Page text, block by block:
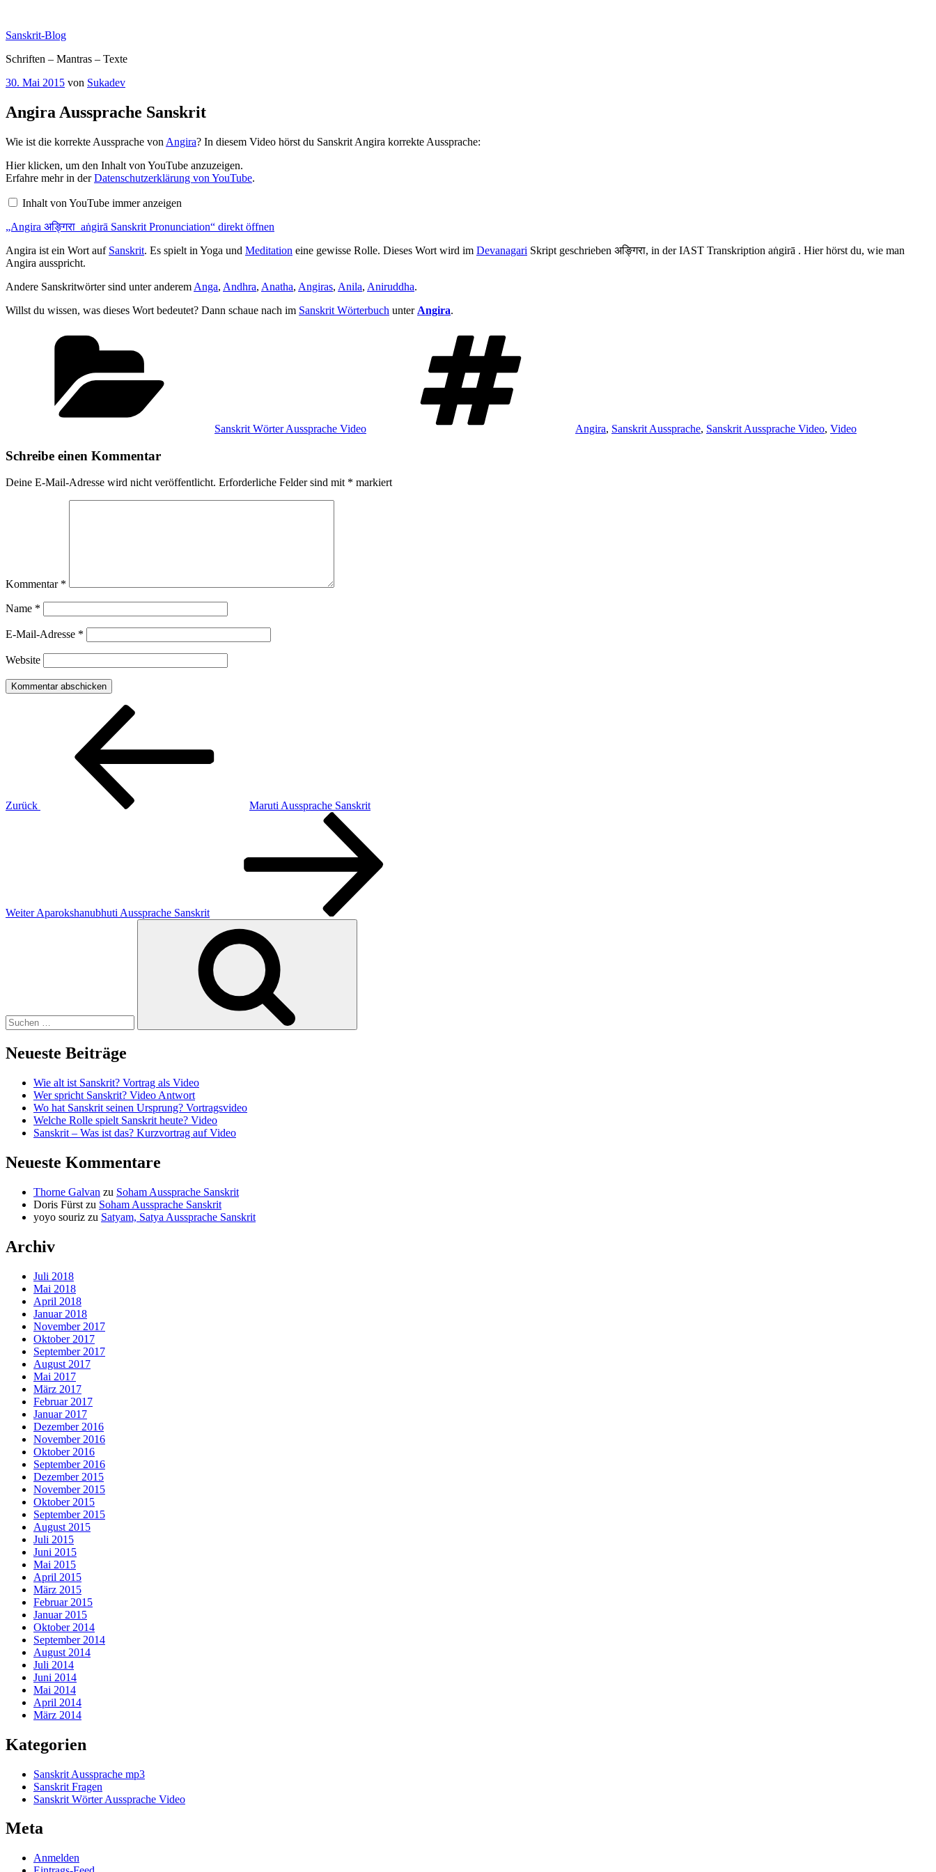
springen
Sanskrit-Blog
Schriften – Mantras – Texte
Veröffentlicht
30. Mai 2015 von Sukadev
Angira Aussprache Sanskrit
Wie ist die korrekte Aussprache von Angira? In diesem Video hörst du Sanskrit Angira korrekte Aussprache:
„Angira
अङ्गिरा
Sanskrit
Pronunciation“
YouTube
Hier klicken, um den Inhalt von YouTube anzuzeigen.
Erfahre mehr in derDatenschutzerklärung von YouTube.
Inhalt von YouTube immer anzeigen
„Angira अङ्गिरा aṅgirā Sanskrit Pronunciation“ direkt öffnen
Angira ist ein Wort auf Sanskrit. Es spielt in Yoga und Meditation eine gewisse Rolle. Dieses Wort wird im Devanagari Skript geschrieben अङ्गिरा, in der IAST Transkription aṅgirā . Hier hörst du, wie man
Angira ausspricht.
Andere Sanskritwörter sind unter anderem Anga, Andhra, Anatha, Angiras, Anila, Aniruddha.
Willst du wissen, was dieses Wort bedeutet? Dann schaue nach im Sanskrit Wörterbuch unter Angira.
Sanskrit Wörter Aussprache Video Angira, Sanskrit Aussprache, Sanskrit Aussprache Video, Video
Schreibe einen Kommentar
Deine E-Mail-Adresse wird nicht veröffentlicht. Erforderliche Felder sind mit * markiert
Kommentar *
Name *
E-Mail-Adresse *
Website
Beitragsnavigation
Zurück
Maruti Aussprache Sanskrit
Weiter Aparokshanubhuti Aussprache Sanskrit
Neueste Beiträge
Wie alt ist Sanskrit? Vortrag als Video
Wer spricht Sanskrit? Video Antwort
Wo hat Sanskrit seinen Ursprung? Vortragsvideo
Welche Rolle spielt Sanskrit heute? Video
Sanskrit – Was ist das? Kurzvortrag auf Video
Neueste Kommentare
Thorne Galvan zu Soham Aussprache Sanskrit
Doris Fürst zu Soham Aussprache Sanskrit
yoyo souriz zu Satyam, Satya Aussprache Sanskrit
Archiv
Juli 2018
Mai 2018
April 2018
Januar 2018
November 2017
Oktober 2017
September 2017
August 2017
Mai 2017
März 2017
Februar 2017
Januar 2017
Dezember 2016
November 2016
Oktober 2016
September 2016
Dezember 2015
November 2015
Oktober 2015
September 2015
August 2015
Juli 2015
Juni 2015
Mai 2015
April 2015
März 2015
Februar 2015
Januar 2015
Oktober 2014
September 2014
August 2014
Juli 2014
Juni 2014
Mai 2014
April 2014
März 2014
Kategorien
Sanskrit Aussprache mp3
Sanskrit Fragen
Sanskrit Wörter Aussprache Video
Meta
Anmelden